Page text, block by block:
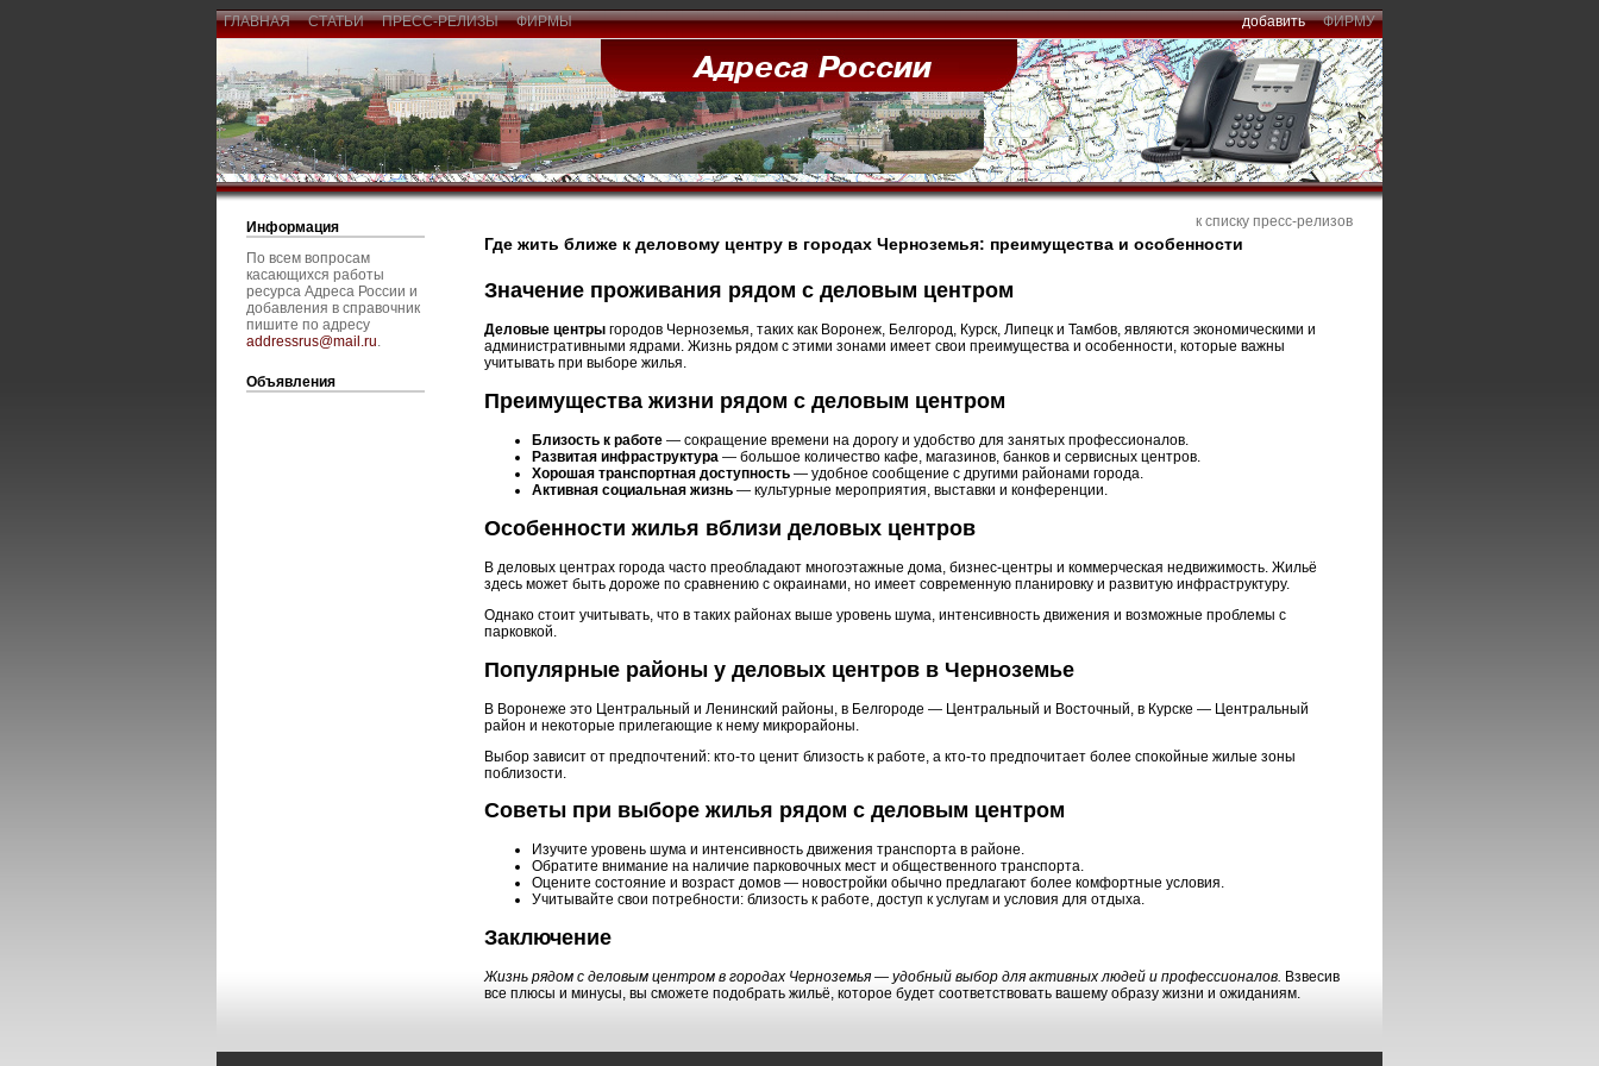
ГЛАВНАЯ СТАТЬИ ПРЕСС-РЕЛИЗЫ ФИРМЫ добавить ФИРМУ
Информация
По всем вопросам
касающихся работы
ресурса Адреса России и
добавления в справочник
пишите по адресу
addressrus@mail.ru.
Объявления
к списку пресс-релизов
Где жить ближе к деловому центру в городах Черноземья: преимущества и особенности
Значение проживания рядом с деловым центром
Деловые центры городов Черноземья, таких как Воронеж, Белгород, Курск, Липецк и Тамбов, являются экономическими и
административными ядрами. Жизнь рядом с этими зонами имеет свои преимущества и особенности, которые важны
учитывать при выборе жилья.
Преимущества жизни рядом с деловым центром
Близость к работе — сокращение времени на дорогу и удобство для занятых профессионалов.
Развитая инфраструктура — большое количество кафе, магазинов, банков и сервисных центров.
Хорошая транспортная доступность — удобное сообщение с другими районами города.
Активная социальная жизнь — культурные мероприятия, выставки и конференции.
Особенности жилья вблизи деловых центров
В деловых центрах города часто преобладают многоэтажные дома, бизнес-центры и коммерческая недвижимость. Жильё
здесь может быть дороже по сравнению с окраинами, но имеет современную планировку и развитую инфраструктуру.
Однако стоит учитывать, что в таких районах выше уровень шума, интенсивность движения и возможные проблемы с
парковкой.
Популярные районы у деловых центров в Черноземье
В Воронеже это Центральный и Ленинский районы, в Белгороде — Центральный и Восточный, в Курске — Центральный
район и некоторые прилегающие к нему микрорайоны.
Выбор зависит от предпочтений: кто-то ценит близость к работе, а кто-то предпочитает более спокойные жилые зоны
поблизости.
Советы при выборе жилья рядом с деловым центром
Изучите уровень шума и интенсивность движения транспорта в районе.
Обратите внимание на наличие парковочных мест и общественного транспорта.
Оцените состояние и возраст домов — новостройки обычно предлагают более комфортные условия.
Учитывайте свои потребности: близость к работе, доступ к услугам и условия для отдыха.
Заключение
Жизнь рядом с деловым центром в городах Черноземья — удобный выбор для активных людей и профессионалов. Взвесив
все плюсы и минусы, вы сможете подобрать жильё, которое будет соответствовать вашему образу жизни и ожиданиям.